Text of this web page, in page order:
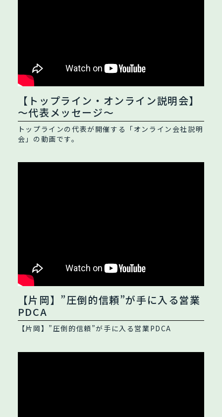
【トップライン・オンライン説明会】
～代表メッセージ～
トップラインの代表が開催する「オンライン会社説明
会」の動画です。
【片岡】”圧倒的信頼”が手に入る営業
PDCA
【片岡】”圧倒的信頼”が手に入る営業PDCA